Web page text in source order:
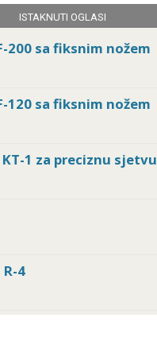
ISTAKNUTI OGLASI
200 sa fiksnim nožem
120 sa fiksnim nožem
1 za preciznu sjetvu
4